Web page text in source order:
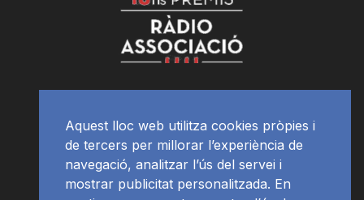
Aquest lloc web utilitza cookies pròpies i
de tercers per millorar l’experiència de
navegació, analitzar l’ús del servei i
mostrar publicitat personalitzada. En